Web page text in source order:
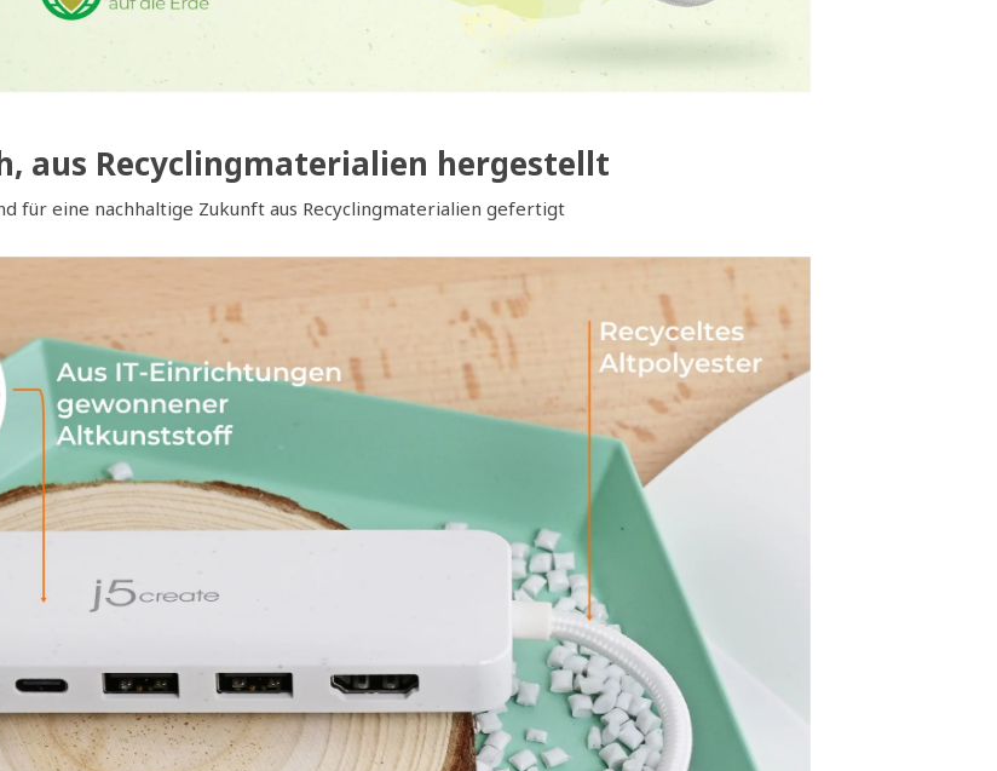
aus Recyclingmaterialien hergestellt
für eine nachhaltige Zukunft aus Recyclingmaterialien gefertigt